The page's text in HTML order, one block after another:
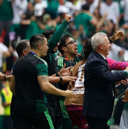
Kültür -
Lider Haber